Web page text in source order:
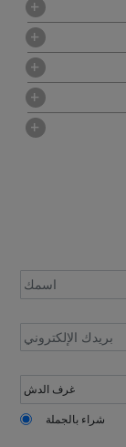
شراء بالجملة